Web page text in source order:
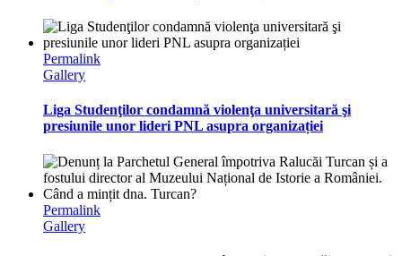
Permalink
Gallery
Liga Studenţilor condamnă violenţa universitară şi
presiunile unor lideri PNL asupra organizației
Permalink
Gallery